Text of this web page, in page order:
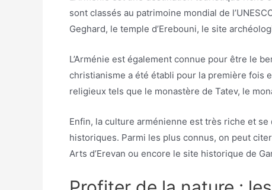
sont classés au patrimoine mondial de
Geghard, le temple d’Erebouni, le site
L’Arménie est également connue pour être le
christianisme a été établi pour la première fois
religieux tels que le monastère de Tatev, le
Enfin, la culture arménienne est très riche et
historiques. Parmi les plus connus, on peut
Arts d’Erevan ou encore le site historique de